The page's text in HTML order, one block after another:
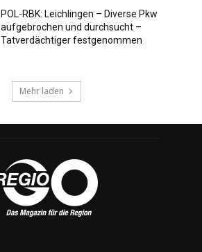
POL-RBK: Leichlingen – Diverse Pkw
aufgebrochen und durchsucht –
Tatverdächtiger festgenommen
Mehr laden